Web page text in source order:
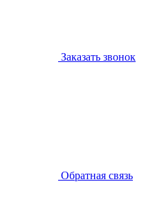
Заказать звонок
Обратная связь